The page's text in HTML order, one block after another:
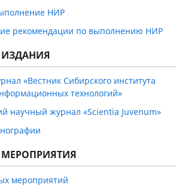
НИР
рекомендации по выполнению НИР
«Вестник Сибирского института
технологий»
научный журнал «Scientia Juvenum»
мероприятий